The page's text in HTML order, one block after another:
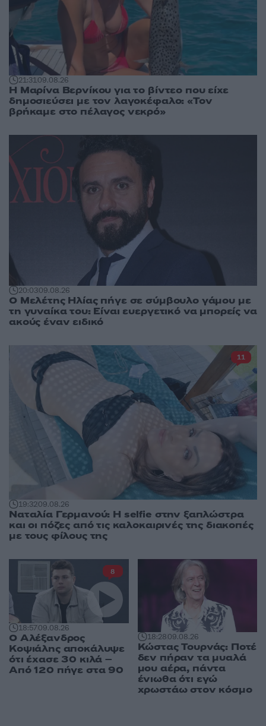
21:3109.08.26
Η Μαρίνα Βερνίκου για το βίντεο που είχε
δημοσιεύσει με τον λαγοκέφαλο: «Τον
βρήκαμε στο πέλαγος νεκρό»
20:0309.08.26
Ο Μελέτης Ηλίας πήγε σε σύμβουλο γάμου με
τη γυναίκα του: Είναι ευεργετικό να μπορείς να
ακούς έναν ειδικό
19:3209.08.26
Ναταλία Γερμανού: Η selfie στην ξαπλώστρα
και οι πόζες από τις καλοκαιρινές της διακοπές
με τους φίλους της
11
18:5709.08.26
Ο Αλέξανδρος
Κοψιάλης αποκάλυψε
ότι έχασε 30 κιλά –
Από 120 πήγε στα 90
8
18:2809.08.26
Κώστας Τουρνάς: Ποτέ
δεν πήραν τα μυαλά
μου αέρα, πάντα
ένιωθα ότι εγώ
χρωστάω στον κόσμο